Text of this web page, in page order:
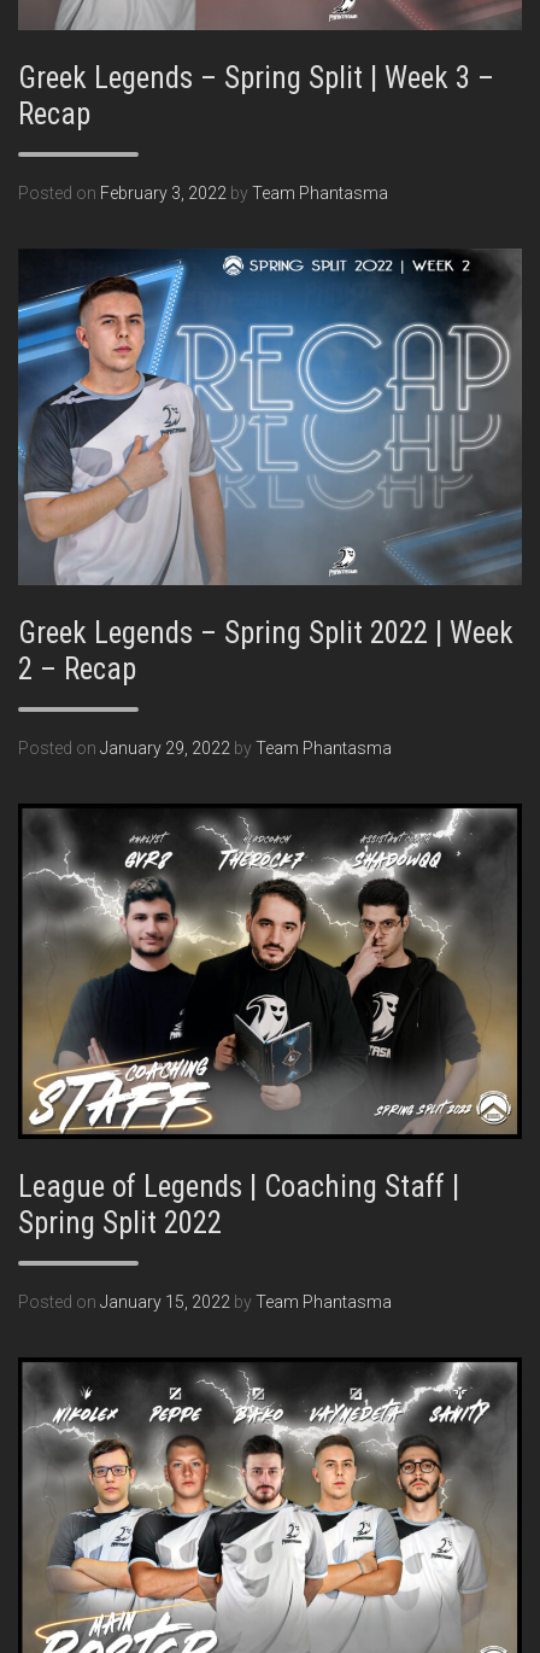
Greek Legends – Spring Split | Week 3 –
Recap
Posted on February 3, 2022 by Team Phantasma
Greek Legends – Spring Split 2022 | Week
2 – Recap
Posted on January 29, 2022 by Team Phantasma
League of Legends | Coaching Staff |
Spring Split 2022
Posted on January 15, 2022 by Team Phantasma